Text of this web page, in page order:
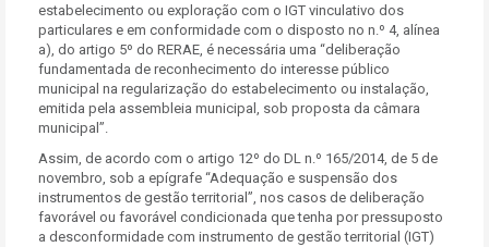
estabelecimento ou exploração com o IGT vinculativo dos
particulares e em conformidade com o disposto no n.º 4, alínea
a), do artigo 5º do RERAE, é necessária uma “deliberação
fundamentada de reconhecimento do interesse público
municipal na regularização do estabelecimento ou instalação,
emitida pela assembleia municipal, sob proposta da câmara
municipal”.
Assim, de acordo com o artigo 12º do DL n.º 165/2014, de 5 de
novembro, sob a epígrafe “Adequação e suspensão dos
instrumentos de gestão territorial”, nos casos de deliberação
favorável ou favorável condicionada que tenha por pressuposto
a desconformidade com instrumento de gestão territorial (IGT)